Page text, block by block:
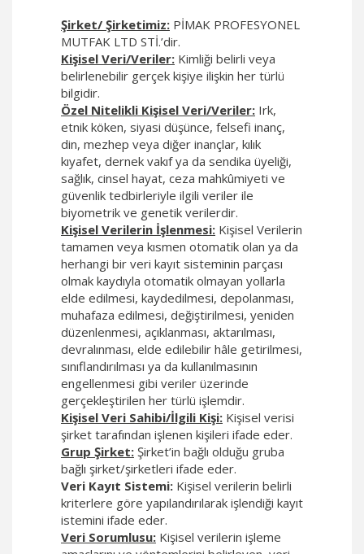
Şirket/ Şirketimiz: PİMAK PROFESYONEL
MUTFAK LTD STİ.’dir.
Kişisel Veri/Veriler: Kimliği belirli veya
belirlenebilir gerçek kişiye ilişkin her türlü
bilgidir.
Özel Nitelikli Kişisel Veri/Veriler: Irk,
etnik köken, siyasi düşünce, felsefi inanç,
din, mezhep veya diğer inançlar, kılık
kıyafet, dernek vakıf ya da sendika üyeliği,
sağlık, cinsel hayat, ceza mahkûmiyeti ve
güvenlik tedbirleriyle ilgili veriler ile
biyometrik ve genetik verilerdir.
Kişisel Verilerin İşlenmesi: Kişisel Verilerin
tamamen veya kısmen otomatik olan ya da
herhangi bir veri kayıt sisteminin parçası
olmak kaydıyla otomatik olmayan yollarla
elde edilmesi, kaydedilmesi, depolanması,
muhafaza edilmesi, değiştirilmesi, yeniden
düzenlenmesi, açıklanması, aktarılması,
devralınması, elde edilebilir hâle getirilmesi,
sınıflandırılması ya da kullanılmasının
engellenmesi gibi veriler üzerinde
gerçekleştirilen her türlü işlemdir.
Kişisel Veri Sahibi/İlgili Kişi: Kişisel verisi
şirket tarafından işlenen kişileri ifade eder.
Grup Şirket: Şirket’in bağlı olduğu gruba
bağlı şirket/şirketleri ifade eder.
Veri Kayıt Sistemi: Kişisel verilerin belirli
kriterlere göre yapılandırılarak işlendiği kayıt
istemini ifade eder.
Veri Sorumlusu: Kişisel verilerin işleme